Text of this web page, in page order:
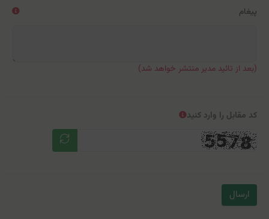
پیغام
(بعد از تائید مدیر منتشر خواهد شد)
کد مقابل را وارد کنید
ارسال